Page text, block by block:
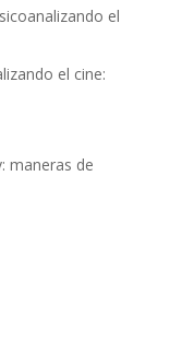
el
el cine:
maneras de